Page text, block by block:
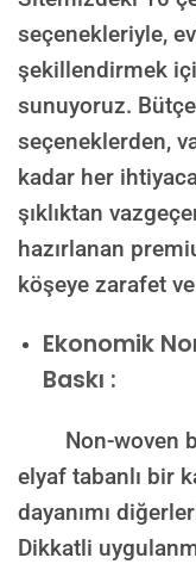
seçenekleriyle,
şekillendirmek
sunuyoruz.
seçeneklerden,
kadar her
şıklıktan
hazırlanan
köşeye zarafet
Ekonomik
Baskı :
Non-woven
elyaf tabanlı bir
dayanımı
Dikkatli